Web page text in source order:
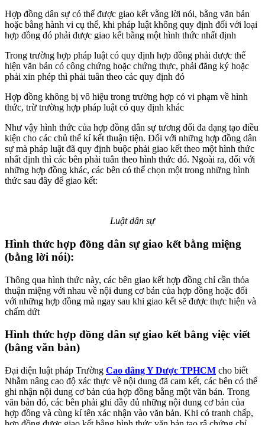
Hợp đồng dân sự có thể được giao kết vằng lời nói, bằng văn bản
hoặc bằng hành vi cụ thể, khi pháp luật không quy định đối với loại
hợp đồng đó phải được giao kết bằng một hình thức nhất định
Trong trường hợp pháp luật có quy định hợp đồng phải được thể
hiện văn bản có công chứng hoặc chứng thực, phải đăng ký hoặc
phải xin phép thì phải tuân theo các quy định đó
Hợp đồng không bị vô hiệu trong trường hợp có vi phạm về hình
thức, trừ trường hợp pháp luật có quy định khác
Như vậy hình thức của hợp đồng dân sự tương đối đa dạng tạo điều
kiện cho các chủ thể kí kết thuận tiện. Đối với những hợp đồng dân
sự mà pháp luật đã quy định buộc phải giao kết theo một hình thức
nhất định thì các bên phải tuân theo hình thức đó. Ngoài ra, đối với
những hợp đồng khác, các bên có thể chọn một trong những hình
thức sau đây để giao kết:
Luật dân sự
Hình thức hợp đồng dân sự giao kết bằng miệng
(bằng lời nói):
Thông qua hình thức này, các bên giao kết hợp đồng chỉ cần thỏa
thuận miệng với nhau về nội dung cơ bản của hợp đồng hoặc đối
với những hợp đồng mà ngay sau khi giao kết sẽ được thực hiện và
chấm dứt
Hình thức hợp đồng dân sự giao kết bằng việc viết
(bằng văn bản)
Đại diện luật pháp Trường Cao đẳng Y Dược TPHCM cho biết
Nhằm nâng cao độ xác thực về nội dung đã cam kết, các bên có thể
ghi nhận nội dung cơ bản của hợp đồng bằng một văn bản. Trong
văn bản đó, các bên phải ghi đầy đủ những nội dung cơ bản của
hợp đồng và cùng kí tên xác nhận vào văn bản. Khi có tranh chấp,